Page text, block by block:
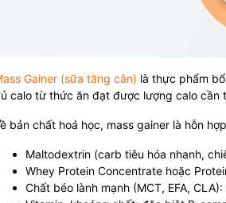
Gainer (sữa tăng cân) là thực phẩm
calo từ thức ăn đạt được lượng calo
bản chất hoá học, mass gainer là hỗn
Maltodextrin (carb tiêu hóa nhanh,
Whey Protein Concentrate hoặc
Chất béo lành mạnh (MCT, EFA,